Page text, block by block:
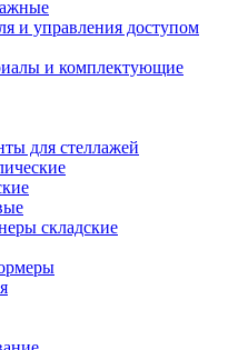
и управления доступом
и комплектующие
для стеллажей
складские